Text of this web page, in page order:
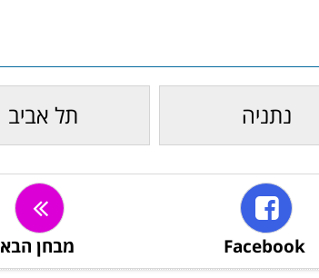
נתניה תל אביב
Facebook מבחן הבא